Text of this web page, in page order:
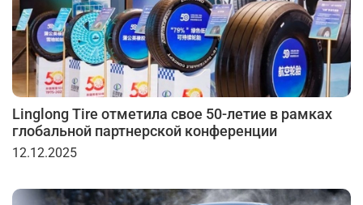
Linglong Tire отметила свое 50-летие в рамках
глобальной партнерской конференции
12.12.2025